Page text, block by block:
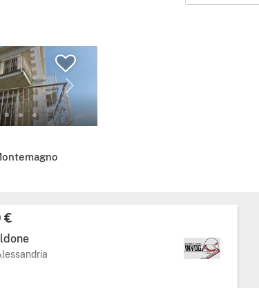
€
Region: Piedmont, provins: Alessandria.